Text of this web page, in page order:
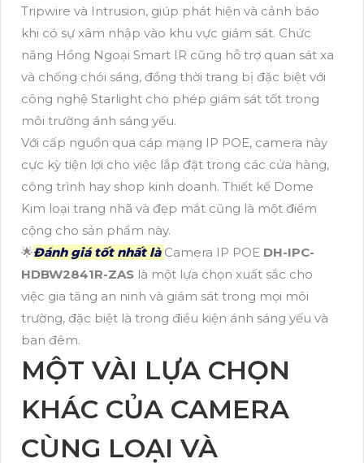
Tripwire và Intrusion, giúp phát hiện và cảnh báo
khi có sự xâm nhập vào khu vực giám sát. Chức
năng Hồng Ngoại Smart IR cũng hỗ trợ quan sát xa
và chống chói sáng, đồng thời trang bị đặc biệt với
công nghệ Starlight cho phép giám sát tốt trong
môi trường ánh sáng yếu.
Với cấp nguồn qua cáp mạng IP POE, camera này
cực kỳ tiện lợi cho việc lắp đặt trong các cửa hàng,
công trình hay shop kinh doanh. Thiết kế Dome
Kim loại trang nhã và đẹp mắt cũng là một điểm
cộng cho sản phẩm này.
🌟Đánh giá tốt nhất là Camera IP POE DH-IPC-
HDBW2841R-ZAS là một lựa chọn xuất sắc cho
việc gia tăng an ninh và giám sát trong mọi môi
trường, đặc biệt là trong điều kiện ánh sáng yếu và
ban đêm.
MỘT VÀI LỰA CHỌN
KHÁC CỦA CAMERA
CÙNG LOẠI VÀ